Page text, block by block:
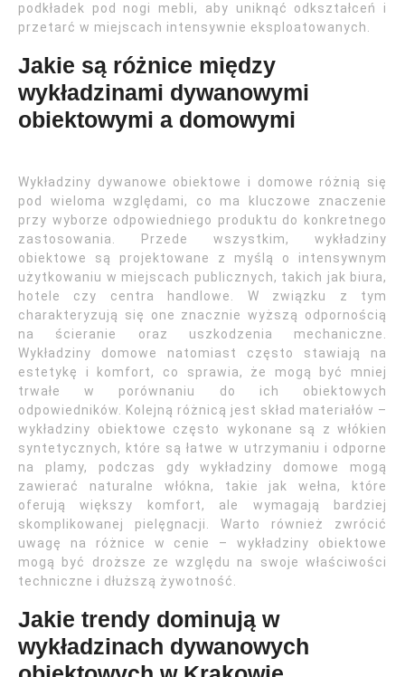
podkładek pod nogi mebli, aby uniknąć odkształceń i
przetarć w miejscach intensywnie eksploatowanych.
Jakie są różnice między
wykładzinami dywanowymi
obiektowymi a domowymi
Wykładziny dywanowe obiektowe i domowe różnią się
pod wieloma względami, co ma kluczowe znaczenie
przy wyborze odpowiedniego produktu do konkretnego
zastosowania. Przede wszystkim, wykładziny
obiektowe są projektowane z myślą o intensywnym
użytkowaniu w miejscach publicznych, takich jak biura,
hotele czy centra handlowe. W związku z tym
charakteryzują się one znacznie wyższą odpornością
na ścieranie oraz uszkodzenia mechaniczne.
Wykładziny domowe natomiast często stawiają na
estetykę i komfort, co sprawia, że mogą być mniej
trwałe w porównaniu do ich obiektowych
odpowiedników. Kolejną różnicą jest skład materiałów –
wykładziny obiektowe często wykonane są z włókien
syntetycznych, które są łatwe w utrzymaniu i odporne
na plamy, podczas gdy wykładziny domowe mogą
zawierać naturalne włókna, takie jak wełna, które
oferują większy komfort, ale wymagają bardziej
skomplikowanej pielęgnacji. Warto również zwrócić
uwagę na różnice w cenie – wykładziny obiektowe
mogą być droższe ze względu na swoje właściwości
techniczne i dłuższą żywotność.
Jakie trendy dominują w
wykładzinach dywanowych